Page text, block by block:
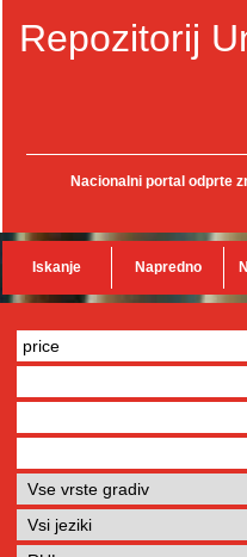
Repozitorij
Nacionalni portal odprte
Iskanje Napredno